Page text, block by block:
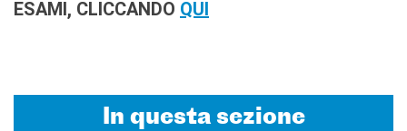
ESAMI, CLICCANDO QUI
In questa sezione